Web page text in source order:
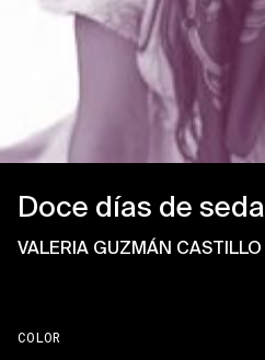
Doce días de seda
VALERIA GUZMÁN CASTILLO
COLOR